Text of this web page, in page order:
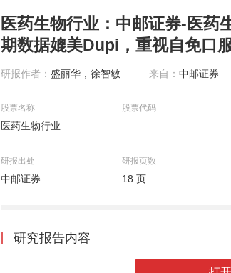
医药生物行业：中邮证券-医药
期数据媲美Dupi，重视自免口
研报作者： 盛丽华，徐智敏 来自： 中邮证券
股票名称
医药生物行业
股票代码
研报出处
中邮证券
研报页数
18 页
研究报告内容